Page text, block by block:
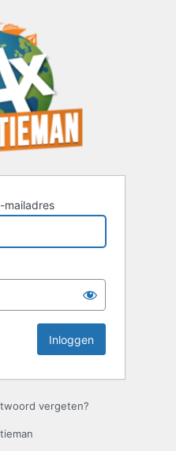
mailadres
vergeten?